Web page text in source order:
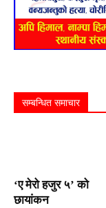
सम्बन्धित समाचार
‘ए मेरो हजुर ५’ को
छायांकन